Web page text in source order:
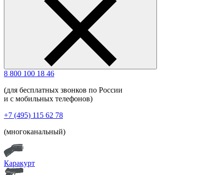
8 800 100 18 46
(для бесплатных звонков по России
и с мобильных телефонов)
+7 (495) 115 62 78
(многоканальный)
Каракурт